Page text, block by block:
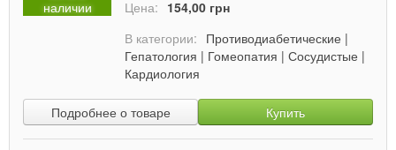
наличии
Цена: 154,00 грн
В категории: Противодиабетические |
Гепатология | Гомеопатия | Сосудистые |
Кардиология
Подробнее о товаре Купить